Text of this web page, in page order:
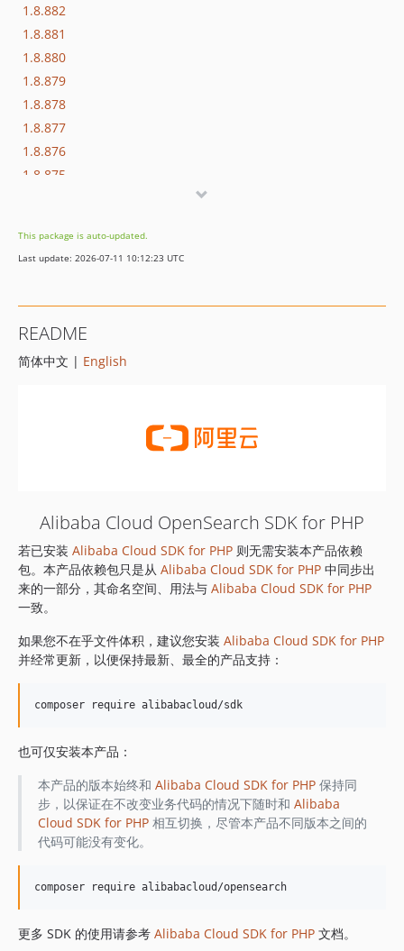
1.8.882
1.8.881
1.8.880
1.8.879
1.8.878
1.8.877
1.8.876
1.8.875
1.8.872
1.8.869
1.8.850
1.8.849
1.8.842
1.8.841
1.8.839
1.8.838
1.8.837
1.8.836
1.8.835
1.8.833
1.8.830
1.8.828
1.8.826
1.8.825
1.8.824
1.8.821
This package is auto-updated.
Last update: 2026-07-11 10:12:23 UTC
README
简体中文 | English
Alibaba Cloud OpenSearch SDK for PHP
若已安装 Alibaba Cloud SDK for PHP 则无需安装本产品依赖
包。本产品依赖包只是从 Alibaba Cloud SDK for PHP 中同步出
来的一部分，其命名空间、用法与 Alibaba Cloud SDK for PHP
一致。
如果您不在乎文件体积，建议您安装 Alibaba Cloud SDK for PHP
并经常更新，以便保持最新、最全的产品支持：
也可仅安装本产品：
本产品的版本始终和 Alibaba Cloud SDK for PHP保持同
步，以保证在不改变业务代码的情况下随时和 Alibaba
Cloud SDK for PHP相互切换，尽管本产品不同版本之间的
代码可能没有变化。
更多 SDK 的使用请参考 Alibaba Cloud SDK for PHP 文档。